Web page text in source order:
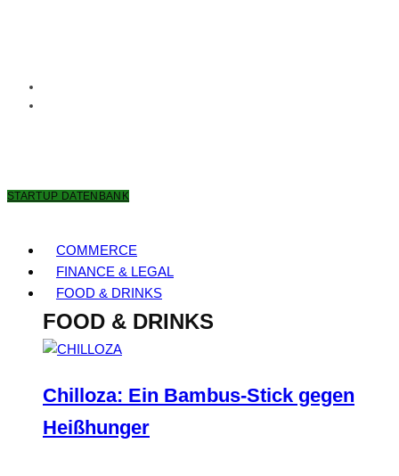
STARTUP DATENBANK
COMMERCE
FINANCE & LEGAL
FOOD & DRINKS
FOOD & DRINKS
Chilloza: Ein Bambus-Stick gegen
Heißhunger